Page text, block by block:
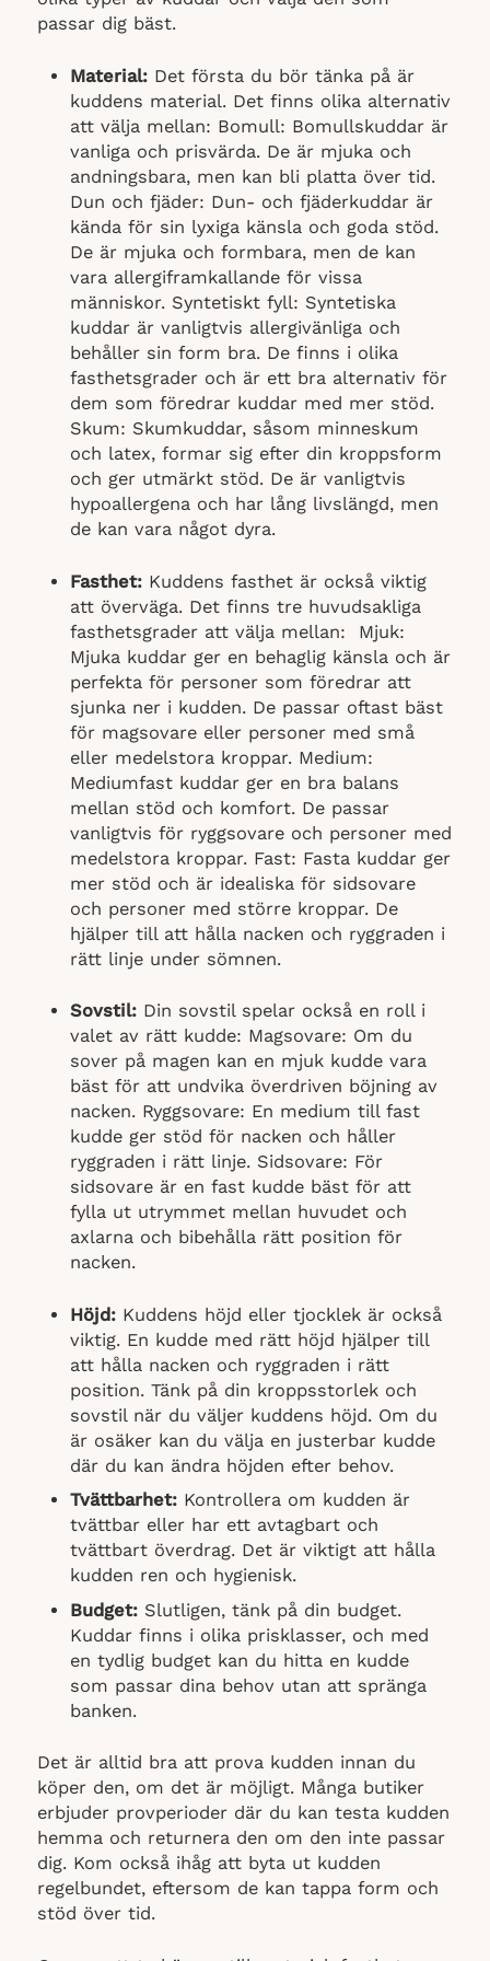
passar dig bäst.
Material:Det första du bör tänka på är
kuddens material. Det finns olika alternativ
att välja mellan: Bomull: Bomullskuddar är
vanliga och prisvärda. De är mjuka och
andningsbara, men kan bli platta över tid.
Dun och fjäder: Dun- och fjäderkuddar är
kända för sin lyxiga känsla och goda stöd.
De är mjuka och formbara, men de kan
vara allergiframkallande för vissa
människor. Syntetiskt fyll: Syntetiska
kuddar är vanligtvis allergivänliga och
behåller sin form bra. De finns i olika
fasthetsgrader och är ett bra alternativ för
dem som föredrar kuddar med mer stöd.
Skum: Skumkuddar, såsom minneskum
och latex, formar sig efter din kroppsform
och ger utmärkt stöd. De är vanligtvis
hypoallergena och har lång livslängd, men
de kan vara något dyra.
Fasthet:Kuddens fasthet är också viktig
att överväga. Det finns tre huvudsakliga
fasthetsgrader att välja mellan: Mjuk:
Mjuka kuddar ger en behaglig känsla och är
perfekta för personer som föredrar att
sjunka ner i kudden. De passar oftast bäst
för magsovare eller personer med små
eller medelstora kroppar. Medium:
Mediumfast kuddar ger en bra balans
mellan stöd och komfort. De passar
vanligtvis för ryggsovare och personer med
medelstora kroppar. Fast: Fasta kuddar ger
mer stöd och är idealiska för sidsovare
och personer med större kroppar. De
hjälper till att hålla nacken och ryggraden i
rätt linje under sömnen.
Sovstil:Din sovstil spelar också en roll i
valet av rätt kudde: Magsovare: Om du
sover på magen kan en mjuk kudde vara
bäst för att undvika överdriven böjning av
nacken. Ryggsovare: En medium till fast
kudde ger stöd för nacken och håller
ryggraden i rätt linje. Sidsovare: För
sidsovare är en fast kudde bäst för att
fylla ut utrymmet mellan huvudet och
axlarna och bibehålla rätt position för
nacken.
Höjd:Kuddens höjd eller tjocklek är också
viktig. En kudde med rätt höjd hjälper till
att hålla nacken och ryggraden i rätt
position. Tänk på din kroppsstorlek och
sovstil när du väljer kuddens höjd. Om du
är osäker kan du välja en justerbar kudde
där du kan ändra höjden efter behov.
Tvättbarhet:Kontrollera om kudden är
tvättbar eller har ett avtagbart och
tvättbart överdrag. Det är viktigt att hålla
kudden ren och hygienisk.
Budget:Slutligen, tänk på din budget.
Kuddar finns i olika prisklasser, och med
en tydlig budget kan du hitta en kudde
som passar dina behov utan att spränga
banken.
Det är alltid bra att prova kudden innan du
köper den, om det är möjligt. Många butiker
erbjuder provperioder där du kan testa kudden
hemma och returnera den om den inte passar
dig. Kom också ihåg att byta ut kudden
regelbundet, eftersom de kan tappa form och
stöd över tid.